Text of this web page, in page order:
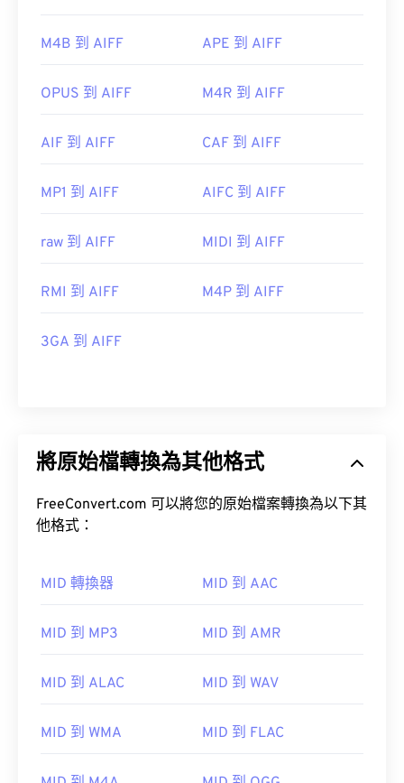
M4B 到 AIFF APE 到 AIFF
OPUS 到 AIFF M4R 到 AIFF
AIF 到 AIFF CAF 到 AIFF
MP1 到 AIFF AIFC 到 AIFF
raw 到 AIFF MIDI 到 AIFF
RMI 到 AIFF M4P 到 AIFF
3GA 到 AIFF
將原始檔轉換為其他格式
FreeConvert.com 可以將您的原始檔案轉換為以下其
他格式：
MID 轉換器 MID 到 AAC
MID 到 MP3 MID 到 AMR
MID 到 ALAC MID 到 WAV
MID 到 WMA MID 到 FLAC